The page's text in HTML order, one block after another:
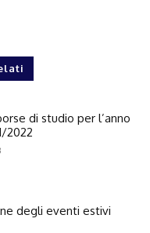
di studio per l’anno
2022
degli eventi estivi